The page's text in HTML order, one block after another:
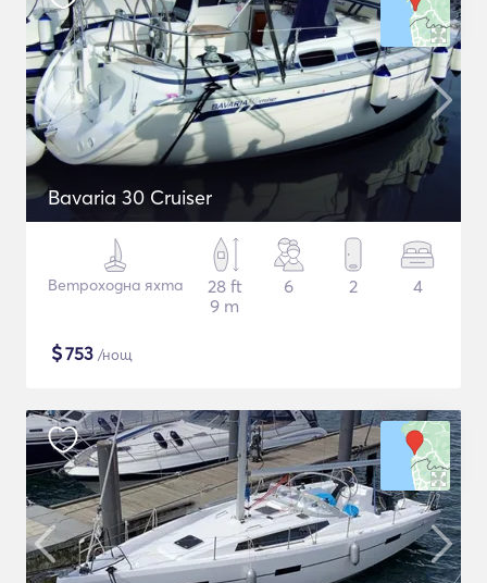
Bavaria 30 Cruiser
Ветроходна яхта
28 ft
9 m
6 2 4
$753 /нощ